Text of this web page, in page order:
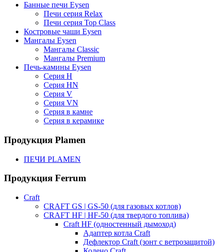
Банные печи Eysen
Печи серия Relax
Печи серия Top Class
Костровые чаши Eysen
Мангалы Eysen
Мангалы Classic
Мангалы Premium
Печь-камины Eysen
Серия H
Серия HN
Серия V
Серия VN
Серия в камне
Серия в керамике
Продукция Plamen
ПЕЧИ PLAMEN
Продукция Ferrum
Craft
CRAFT GS | GS-50 (для газовых котлов)
CRAFT HF | HF-50 (для твердого топлива)
Craft HF (одностенный дымоход)
Адаптер котла Craft
Дефлектор Craft (зонт с ветрозащитой)